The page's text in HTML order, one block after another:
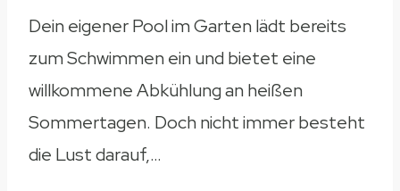
Dein eigener Pool im Garten lädt bereits
zum Schwimmen ein und bietet eine
willkommene Abkühlung an heißen
Sommertagen. Doch nicht immer besteht
die Lust darauf,…